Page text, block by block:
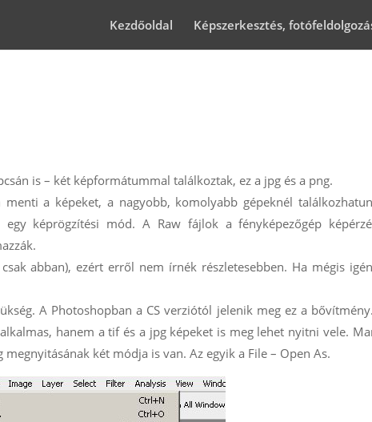
Kezdőoldal Képszerkesztés,
is – két képformátummal találkoztak, ez a jpg és a png.
a képeket, a nagyobb, komolyabb gépeknél
képrögzítési mód. A Raw fájlok a fényképezőgép
abban), ezért erről nem írnék részletesebben. Ha mégis
A Photoshopban a CS verziótól jelenik meg ez a
hanem a tif és a jpg képeket is meg lehet nyitni vele.
két módja is van. Az egyik a File – Open As.